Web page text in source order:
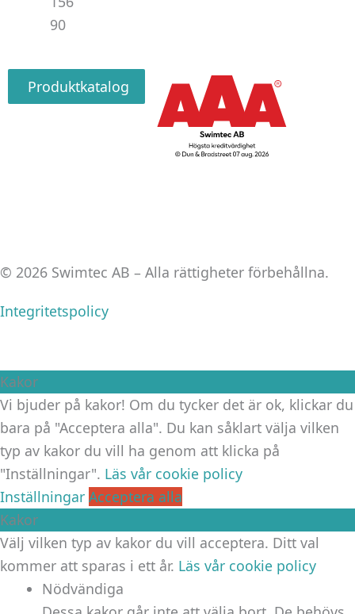
90
Produktkatalog
© 2026 Swimtec AB – Alla rättigheter förbehållna.
Integritetspolicy
Kakor
Vi bjuder på kakor! Om du tycker det är ok, klickar du
bara på "Acceptera alla". Du kan såklart välja vilken
typ av kakor du vill ha genom att klicka på
"Inställningar". Läs vår cookie policy
Inställningar Acceptera alla
Kakor
Välj vilken typ av kakor du vill acceptera. Ditt val
kommer att sparas i ett år. Läs vår cookie policy
Nödvändiga